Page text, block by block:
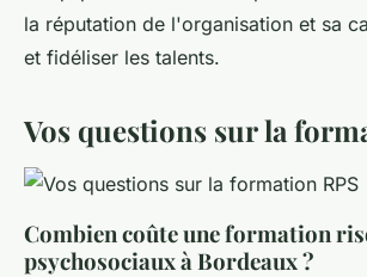
la réputation de l'organisation et sa
et fidéliser les talents.
Vos questions sur la
Combien coûte une formation
psychosociaux à Bordeaux ?